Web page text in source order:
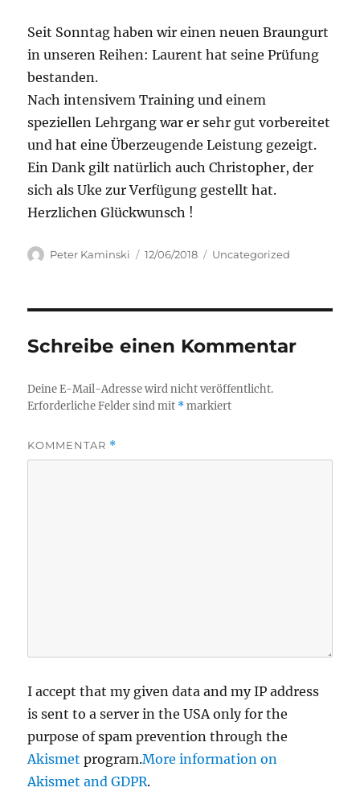
Seit Sonntag haben wir einen neuen Braungurt
in unseren Reihen: Laurent hat seine Prüfung
bestanden.
Nach intensivem Training und einem
speziellen Lehrgang war er sehr gut vorbereitet
und hat eine Überzeugende Leistung gezeigt.
Ein Dank gilt natürlich auch Christopher, der
sich als Uke zur Verfügung gestellt hat.
Herzlichen Glückwunsch !
Autor
Peter Kaminski
Veröffentlicht
12/06/2018 Kategorien
Uncategorized
Schreibe einen Kommentar
Deine E-Mail-Adresse wird nicht veröffentlicht.
Erforderliche Felder sind mit *markiert
KOMMENTAR *
I accept that my given data and my IP address
is sent to a server in the USA only for the
purpose of spam prevention through the
Akismet program.More information on
Akismet and GDPR.